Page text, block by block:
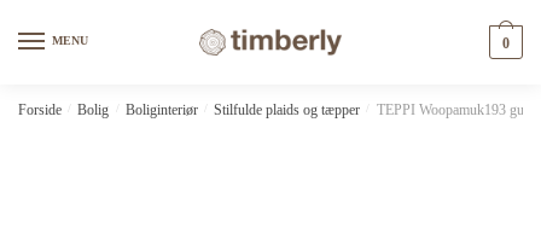
MENU 0
Forside Bolig Boliginteriør Stilfulde plaids og tæpper TEPPI Woopamuk193